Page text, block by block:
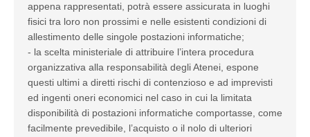
appena rappresentati, potrà essere assicurata in luoghi
fisici tra loro non prossimi e nelle esistenti condizioni di
allestimento delle singole postazioni informatiche;
- la scelta ministeriale di attribuire l’intera procedura
organizzativa alla responsabilità degli Atenei, espone
questi ultimi a diretti rischi di contenzioso e ad imprevisti
ed ingenti oneri economici nel caso in cui la limitata
disponibilità di postazioni informatiche comportasse, come
facilmente prevedibile, l’acquisto o il nolo di ulteriori